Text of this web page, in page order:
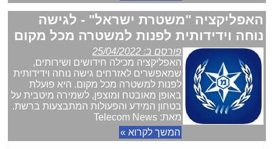
האפליקציה "משטרת ישראל" - לגישה
נוחה וידידותית לפנות למשטרה מכל מקום
פורסם ב: 25/04/2022
האפליקציה מכילה חידושים ושירותים,
שמאפשרים לאזרחים גישה נוחה וידידותית
לפנות למשטרה מכל מקום. היא פועלת
באופן מאובטח ומוצפן, לשמירה מיטבית על
בטחון המידע והפעולות המתבצעות ברשת.
מאת: Telecom News
המשך לקרוא »